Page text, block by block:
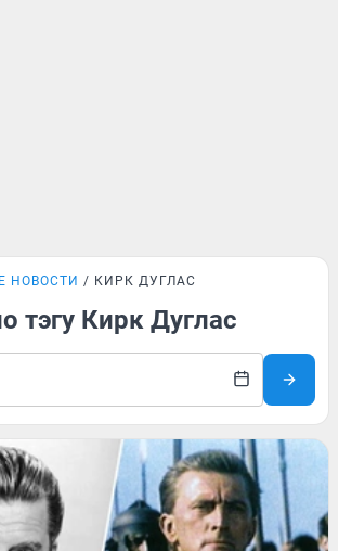
НОВОСТИ КИРК ДУГЛАС
тэгу Кирк Дуглас